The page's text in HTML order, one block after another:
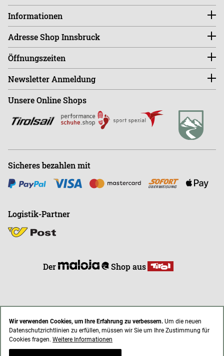
Wir verwenden Cookies, um Ihre Erfahrung zu verbessern. Um die neuen
Datenschutzrichtlinien zu erfüllen, müssen wir Sie um Ihre Zustimmung für
Cookies fragen. Weitere Informationen
Adresse Shop Innsbruck
Andreas-Hofer-Straße 14
6020 Innsbruck, Austria
Shop+43 (0)664-88363270
Büro+43 (0)676-9408501
Öffnungszeiten
Sa - Mo ist der Shop GESCHLOSSEN!
Newsletter Anmeldung
Informationen
Größentabellen
FAQ
Widerruf
Versandkosten
Retourenportal
Unsere Online Shops
Sicheres bezahlen mit
Logistik-Partner
Der Shop aus
AGB Impressum Datenschutz
* Alle Preise inkl. gesetzl. Mehrwertsteuer zzgl. Versandkosten